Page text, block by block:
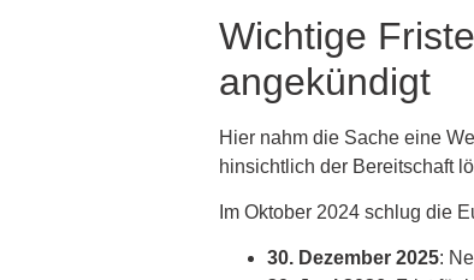
Wichtige
angekündigt
Hier nahm die Sache eine
hinsichtlich der Bereitschaft
Im Oktober 2024 schlug die
30. Dezember 2025: